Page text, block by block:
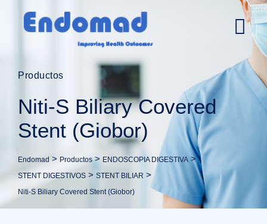
Productos
Niti-S Biliary Covered
Stent (Giobor)
Endomad > Productos> ENDOSCOPIA DIGESTIVA>
STENT DIGESTIVOS > STENT BILIAR >
Niti-S Biliary Covered Stent (Giobor)